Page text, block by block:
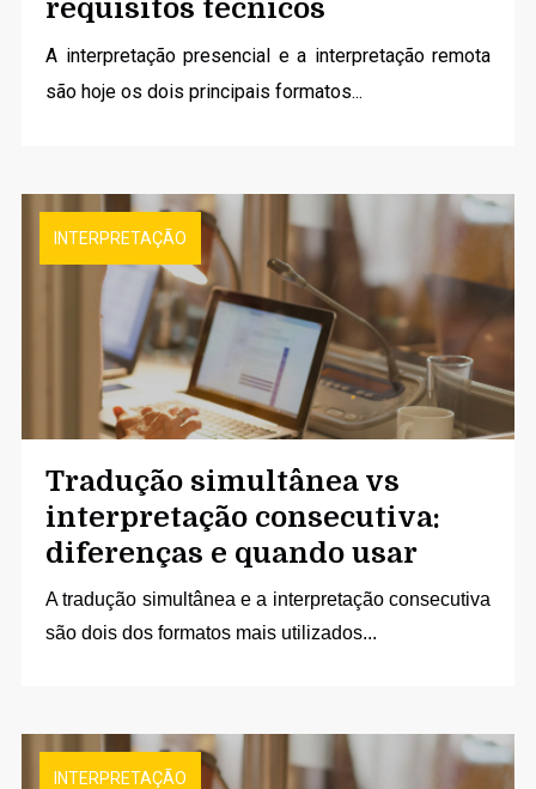
requisitos técnicos
A interpretação presencial e a interpretação remota
são hoje os dois principais formatos...
INTERPRETAÇÃO
Tradução simultânea vs
interpretação consecutiva:
diferenças e quando usar
Atradução simultânea e a interpretação consecutiva
são dois dos formatos mais utilizados...
INTERPRETAÇÃO